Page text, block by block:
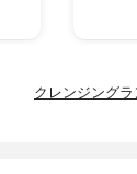
クレンジング